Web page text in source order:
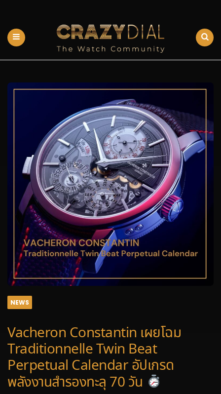
NEWS
Vacheron Constantin เผยโฉม
Traditionnelle Twin Beat
Perpetual Calendar อัปเกรด
พลังงานสำรองทะลุ 70 วัน